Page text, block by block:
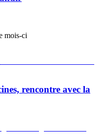
mois-ci
rencontre avec la